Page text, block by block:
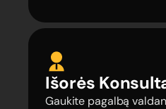
Išorės
Gaukite pagalbą